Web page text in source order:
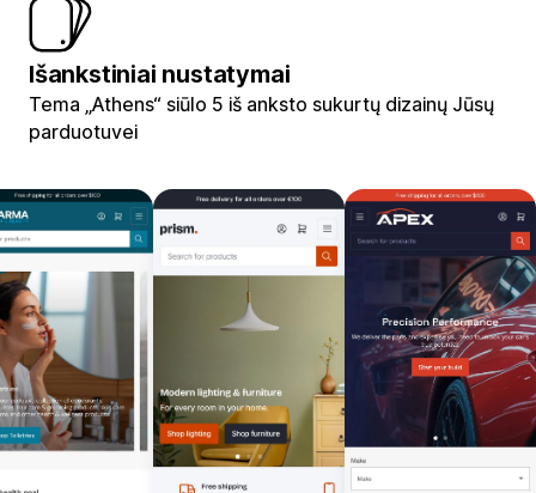
Išankstiniai nustatymai
Tema „Athens“ siūlo 5 iš anksto sukurtų dizainų Jūsų
parduotuvei